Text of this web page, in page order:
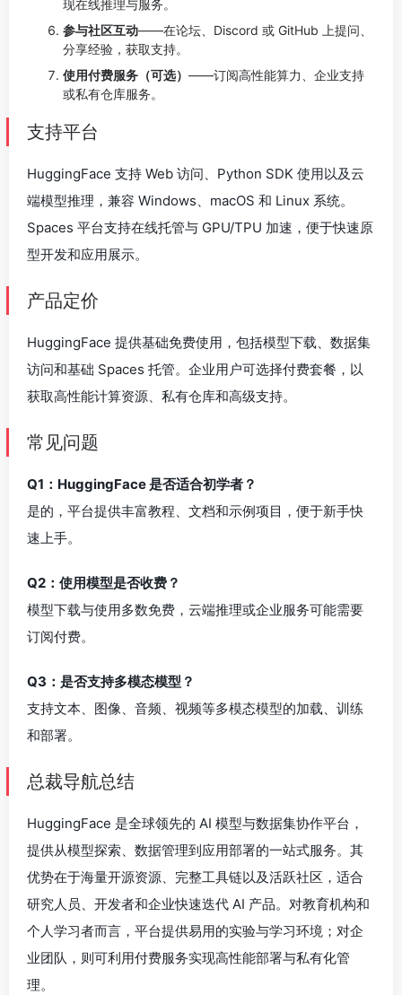
现在线推理与服务。
参与社区互动——在论坛、Discord 或 GitHub 上提问、
分享经验，获取支持。
使用付费服务（可选） ——订阅高性能算力、企业支持
或私有仓库服务。
支持平台
HuggingFace 支持 Web 访问、Python SDK 使用以及云
端模型推理，兼容 Windows、macOS 和 Linux 系统。
Spaces 平台支持在线托管与 GPU/TPU 加速，便于快速原
型开发和应用展示。
产品定价
HuggingFace 提供基础免费使用，包括模型下载、数据集
访问和基础 Spaces 托管。企业用户可选择付费套餐，以
获取高性能计算资源、私有仓库和高级支持。
常见问题
Q1：HuggingFace 是否适合初学者？
是的，平台提供丰富教程、文档和示例项目，便于新手快
速上手。
Q2：使用模型是否收费？
模型下载与使用多数免费，云端推理或企业服务可能需要
订阅付费。
Q3：是否支持多模态模型？
支持文本、图像、音频、视频等多模态模型的加载、训练
和部署。
总裁导航总结
HuggingFace 是全球领先的 AI 模型与数据集协作平台，
提供从模型探索、数据管理到应用部署的一站式服务。其
优势在于海量开源资源、完整工具链以及活跃社区，适合
研究人员、开发者和企业快速迭代 AI 产品。对教育机构和
个人学习者而言，平台提供易用的实验与学习环境；对企
业团队，则可利用付费服务实现高性能部署与私有化管
理。